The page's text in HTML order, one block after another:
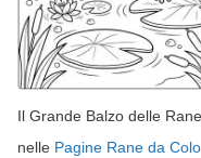
Il Grande Balzo delle Rane
nelle Pagine Rane da